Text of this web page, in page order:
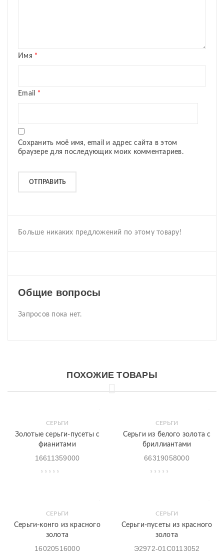
Имя *
Email *
Сохранить моё имя, email и адрес сайта в этом
браузере для последующих моих комментариев.
Больше никаких предложений по этому товару!
Общие вопросы
Запросов пока нет.
ПОХОЖИЕ ТОВАРЫ
СЕРЬГИ
Золотые серьги-пусеты с
фианитами
16611359000
СЕРЬГИ
Серьги из белого золота с
бриллиантами
66319058000
СЕРЬГИ
Серьги-конго из красного
золота
16020516000
СЕРЬГИ
Серьги-пусеты из красного
золота
Э2972-01С0113052